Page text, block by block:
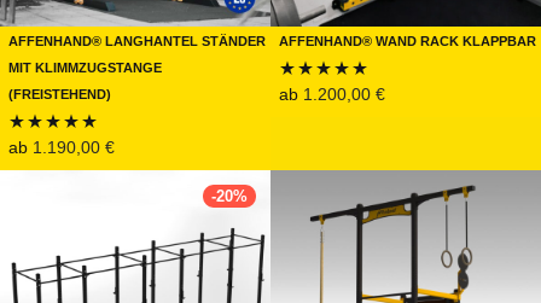
Affenhand® Langhantel Ständer
mit Klimmzugstange
(Freistehend)
Bewertet mit
ab 1.190,00 €
Affenhand® Wand Rack KLAPPBAR
Bewertet mit
ab 1.200,00 €
-20%